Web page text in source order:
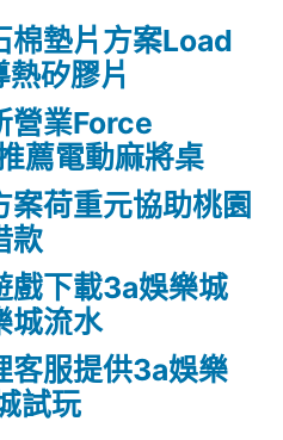
棉墊片方案Load
矽膠片
營業Force
薦電動麻將桌
荷重元協助桃園
款
戲下載3a娛樂城
城流水
客服提供3a娛樂
試玩